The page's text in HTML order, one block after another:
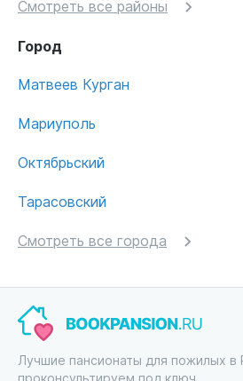
Смотреть все районы
Город
Матвеев Курган
Мариуполь
Октябрьский
Тарасовский
Смотреть все города
Лучшие пансионаты для пожилых